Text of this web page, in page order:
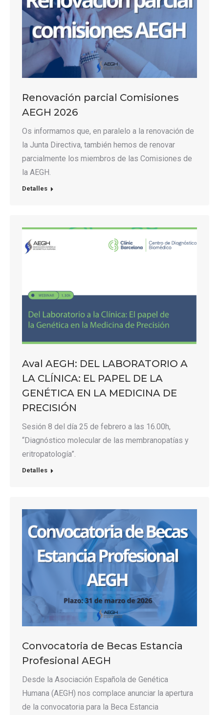
Renovación parcial Comisiones
AEGH 2026
Os informamos que, en paralelo a la renovación de
la Junta Directiva, también hemos de renovar
parcialmente los miembros de las Comisiones de
la AEGH.
Detalles
Aval AEGH: DEL LABORATORIO A
LA CLÍNICA: EL PAPEL DE LA
GENÉTICA EN LA MEDICINA DE
PRECISIÓN
Sesión 8 del día 25 de febrero a las 16.00h,
“Diagnóstico molecular de las membranopatías y
eritropatología”.
Detalles
Convocatoria de Becas Estancia
Profesional AEGH
Desde la Asociación Española de Genética
Humana (AEGH) nos complace anunciar la apertura
de la convocatoria para la Beca Estancia